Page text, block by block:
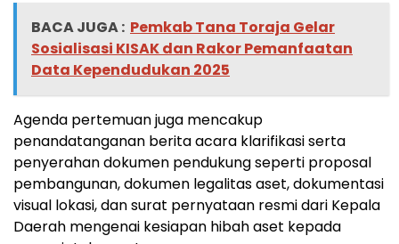
BACA JUGA : Pemkab Tana Toraja Gelar
Sosialisasi KISAK dan Rakor Pemanfaatan
Data Kependudukan 2025
Agenda pertemuan juga mencakup
penandatanganan berita acara klarifikasi serta
penyerahan dokumen pendukung seperti proposal
pembangunan, dokumen legalitas aset, dokumentasi
visual lokasi, dan surat pernyataan resmi dari Kepala
Daerah mengenai kesiapan hibah aset kepada